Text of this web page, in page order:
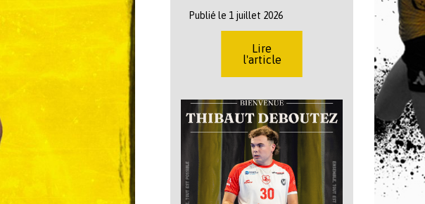
Publié le 1 juillet 2026
Lire
l'article